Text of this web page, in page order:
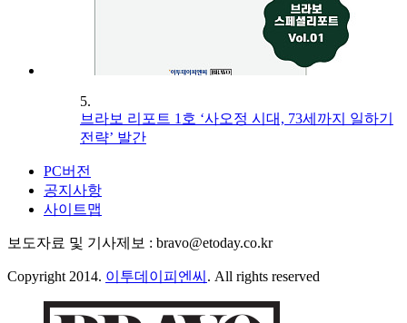
5.
브라보 리포트 1호 ‘사오정 시대, 73세까지 일하기
전략’ 발간
PC버전
공지사항
사이트맵
보도자료 및 기사제보 : bravo@etoday.co.kr
Copyright 2014. 이투데이피엔씨 . All rights reserved